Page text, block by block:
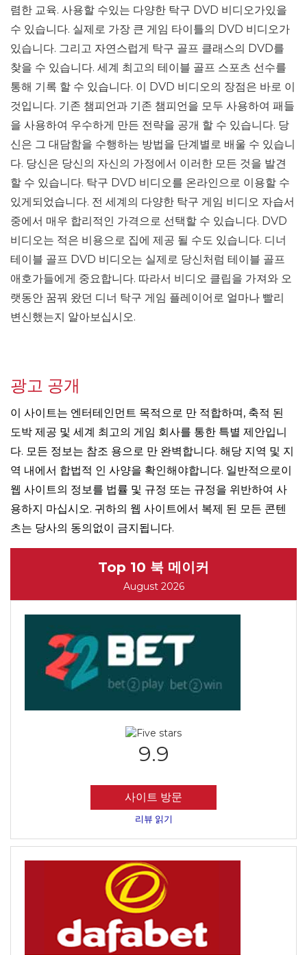
렴한 교육. 사용할 수있는 다양한 탁구 DVD 비디오가있을
수 있습니다. 실제로 가장 큰 게임 타이틀의 DVD 비디오가
있습니다. 그리고 자연스럽게 탁구 골프 클래스의 DVD를
찾을 수 있습니다. 세계 최고의 테이블 골프 스포츠 선수를
통해 기록 할 수 있습니다. 이 DVD 비디오의 장점은 바로 이
것입니다. 기존 챔피언과 기존 챔피언을 모두 사용하여 패들
을 사용하여 우수하게 만든 전략을 공개 할 수 있습니다. 당
신은 그 대담함을 수행하는 방법을 단계별로 배울 수 있습니
다. 당신은 당신의 자신의 가정에서 이러한 모든 것을 발견
할 수 있습니다. 탁구 DVD 비디오를 온라인으로 이용할 수
있게되었습니다. 전 세계의 다양한 탁구 게임 비디오 자습서
중에서 매우 합리적인 가격으로 선택할 수 있습니다. DVD
비디오는 적은 비용으로 집에 제공 될 수도 있습니다. 디너
테이블 골프 DVD 비디오는 실제로 당신처럼 테이블 골프
애호가들에게 중요합니다. 따라서 비디오 클립을 가져와 오
랫동안 꿈꿔 왔던 디너 탁구 게임 플레이어로 얼마나 빨리
변신했는지 알아보십시오.
광고 공개
이 사이트는 엔터테인먼트 목적으로 만 적합하며, 축적 된
도박 제공 및 세계 최고의 게임 회사를 통한 특별 제안입니
다. 모든 정보는 참조 용으로 만 완벽합니다. 해당 지역 및 지
역 내에서 합법적 인 사양을 확인해야합니다. 일반적으로이
웹 사이트의 정보를 법률 및 규정 또는 규정을 위반하여 사
용하지 마십시오. 귀하의 웹 사이트에서 복제 된 모든 콘텐
츠는 당사의 동의없이 금지됩니다.
Top 10 북 메이커
August 2026
9.9
사이트 방문
리뷰 읽기